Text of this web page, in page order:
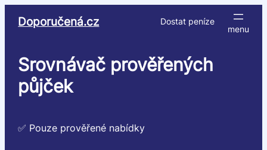
Doporučená.cz Dostat peníze
Srovnávač prověřených
půjček
✅ Pouze prověřené nabídky